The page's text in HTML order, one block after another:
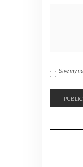
Save my